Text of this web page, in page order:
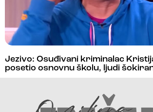
Jezivo: Osuđivani kriminalac
posetio osnovnu školu, ljudi